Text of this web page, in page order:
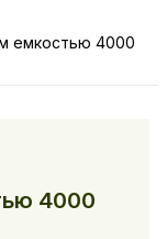
емкостью 4000
4000